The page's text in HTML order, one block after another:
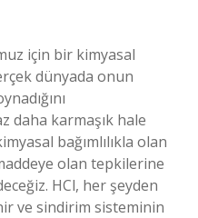
için bir kimyasal
dünyada onun
daha karmaşık hale
bağımlılıkla olan
olan tepkilerine
HCl, her şeyden
ve sindirim sisteminin